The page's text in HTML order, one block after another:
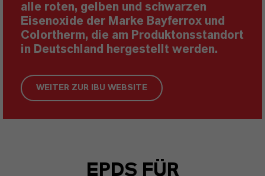
alle roten, gelben und schwarzen
Eisenoxide der Marke Bayferrox und
Colortherm, die am Produktonsstandort
in Deutschland hergestellt werden.
WEITER ZUR IBU WEBSITE
EPDS FÜR